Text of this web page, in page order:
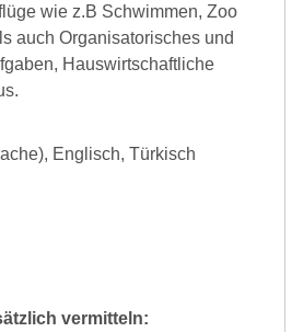
wie z.B Schwimmen, Zoo
auch Organisatorisches und
Hauswirtschaftliche
Englisch, Türkisch
vermitteln: